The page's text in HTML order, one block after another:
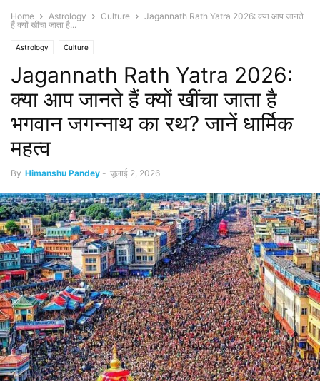
Home Astrology Culture
Jagannath Rath Yatra 2026: क्या आप जानते
हैं क्यों खींचा जाता है...
Astrology Culture
Jagannath Rath Yatra 2026:
क्या आप जानते हैं क्यों खींचा जाता है
भगवान जगन्नाथ का रथ? जानें धार्मिक
महत्व
By Himanshu Pandey - जुलाई 2, 2026